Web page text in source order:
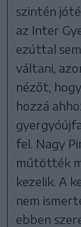
szintén
az Inter
ezúttal
váltani,
nézőt,
hozzá
fel. Nagy
műtötték
kezelik. A
nem
ebben